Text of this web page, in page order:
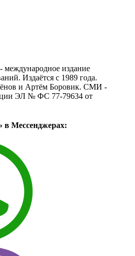
международное издание
Издаётся с 1989 года.
и Артём Боровик. CМИ -
ЭЛ № ФС 77-79634 от
в Мессенджерах: